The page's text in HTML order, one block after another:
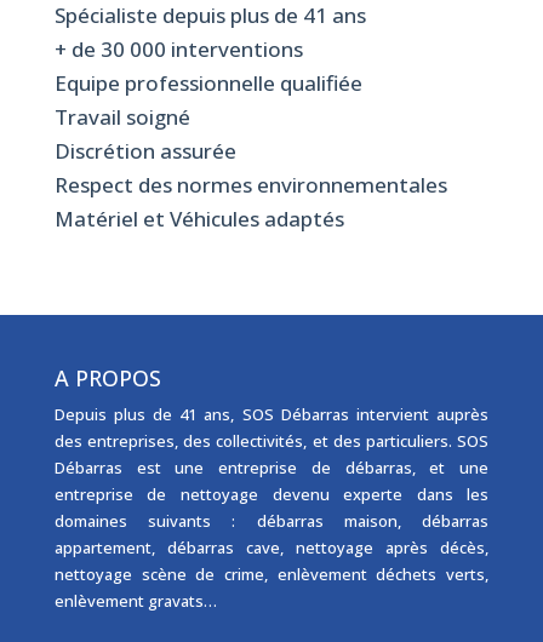
Spécialiste depuis plus de 41 ans
+ de 30 000 interventions
Equipe professionnelle qualifiée
Travail soigné
Discrétion assurée
Respect des normes environnementales
Matériel et Véhicules adaptés
A PROPOS
Depuis plus de 41 ans, SOS Débarras intervient auprès
des entreprises, des collectivités, et des particuliers. SOS
Débarras est uneentreprise de débarras, et une
entreprise de nettoyage devenu experte dans les
domaines suivants : débarras maison,débarras
appartement, débarras cave,nettoyage après décès,
nettoyage scène de crime, enlèvement déchets verts,
enlèvement gravats…